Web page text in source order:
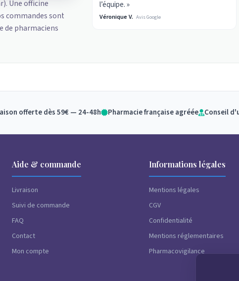
Une officine
commandes sont
de pharmaciens
l’équipe. »
Véronique V. Avis Google
offerte dès 59€ — 24-48h Pharmacie française agréée Conseil
Aide & commande
Livraison
Suivi de commande
FAQ
Contact
Mon compte
Informations légales
Mentions légales
CGV
Confidentialité
Mentions réglementaires
Pharmacovigilance